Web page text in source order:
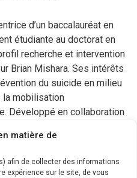
matière de
afin de collecter des informations
expérience sur le site, de vous
d’un baccalauréat en
étudiante au doctorat en
recherche et intervention
Brian Mishara. Ses intérêts
du suicide en milieu
la mobilisation
Développé en collaboration
les facteurs qui
Inuits à risque suicidaire
de dresser un portrait